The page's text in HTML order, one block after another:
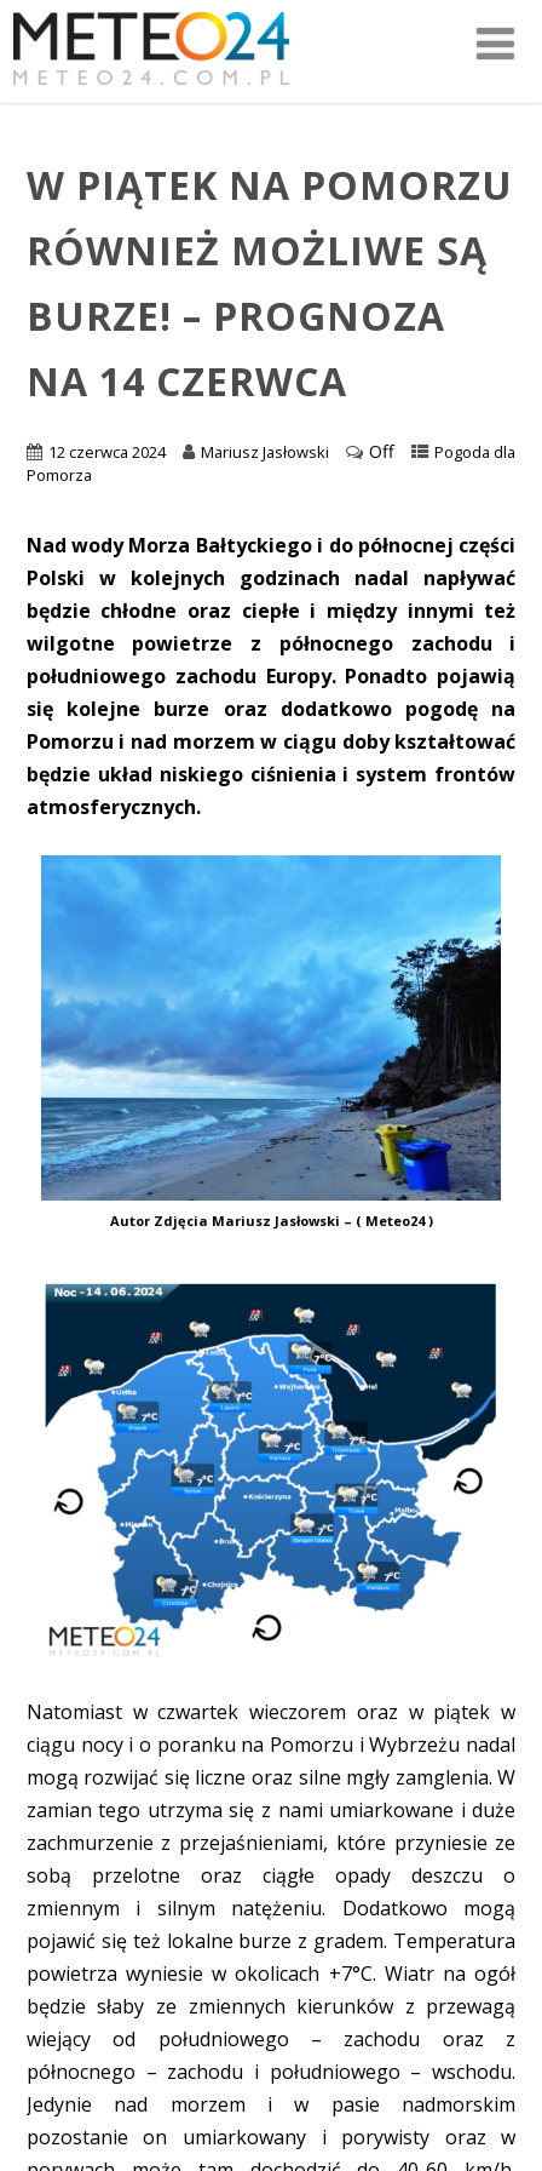
W PIĄTEK NA POMORZU
RÓWNIEŻ MOŻLIWE SĄ
BURZE! – PROGNOZA
NA 14 CZERWCA
12 czerwca 2024 Mariusz Jasłowski Off
Pogoda dla
Pomorza
Nad wody Morza Bałtyckiego i do północnej części
Polski w kolejnych godzinach nadal napływać
będzie chłodne oraz ciepłe i między innymi też
wilgotne powietrze z północnego zachodu i
południowego zachodu Europy. Ponadto pojawią
się kolejne burze oraz dodatkowo pogodę na
Pomorzu i nad morzem w ciągu doby kształtować
będzie układ niskiego ciśnienia i system frontów
atmosferycznych.
Autor Zdjęcia Mariusz Jasłowski – ( Meteo24 )
Natomiast w czwartek wieczorem oraz w piątek w
ciągu nocy i o poranku na Pomorzu i Wybrzeżu nadal
mogą rozwijać się liczne oraz silne mgły zamglenia. W
zamian tego utrzyma się z nami umiarkowane i duże
zachmurzenie z przejaśnieniami, które przyniesie ze
sobą przelotne oraz ciągłe opady deszczu o
zmiennym i silnym natężeniu. Dodatkowo mogą
pojawić się też lokalne burze z gradem. Temperatura
powietrza wyniesie w okolicach +7°C. Wiatr na ogół
będzie słaby ze zmiennych kierunków z przewagą
wiejący od południowego – zachodu oraz z
północnego – zachodu i południowego – wschodu.
Jedynie nad morzem i w pasie nadmorskim
pozostanie on umiarkowany i porywisty oraz w